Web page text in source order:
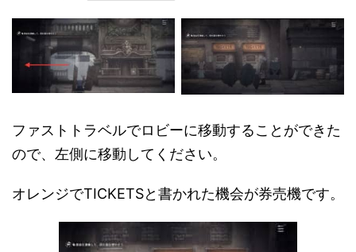
ファストトラベルでロビーに移動することができた
ので、左側に移動してください。
オレンジでTICKETSと書かれた機会が券売機です。